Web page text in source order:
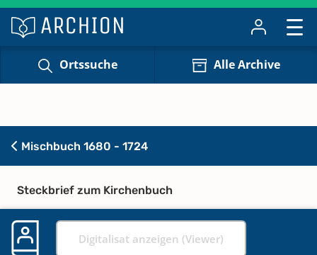
Ortssuche Alle Archive
Mischbuch 1680 - 1724
Steckbrief zum Kirchenbuch
Digitalisat anzeigen (Viewer)